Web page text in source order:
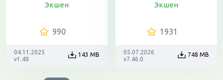
Экшен
990
04.11.2025
v1.48
143 MB
Экшен
1931
05.07.2026
v7.46.0
748 MB